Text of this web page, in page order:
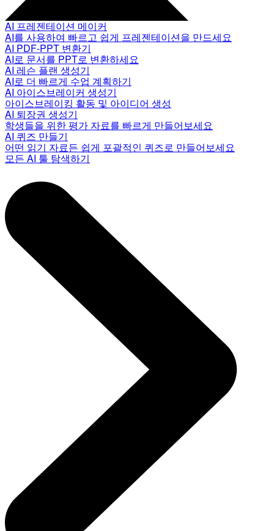
AI 프레젠테이션 메이커
AI를 사용하여 빠르고 쉽게 프레젠테이션을 만드세요
AI PDF-PPT 변환기
AI로 문서를 PPT로 변환하세요
AI 레슨 플랜 생성기
AI로 더 빠르게 수업 계획하기
AI 아이스브레이커 생성기
아이스브레이킹 활동 및 아이디어 생성
AI 퇴장권 생성기
학생들을 위한 평가 자료를 빠르게 만들어보세요
AI 퀴즈 만들기
어떤 읽기 자료든 쉽게 포괄적인 퀴즈로 만들어보세요
모든 AI 툴 탐색하기